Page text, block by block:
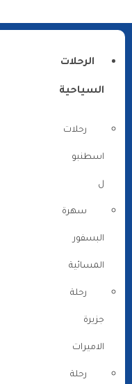
الرحلات
السياحية
رحلات
اسطنبو
ل
سهرة
البسفور
المسائية
رحلة
جزيرة
الاميرات
رحلة